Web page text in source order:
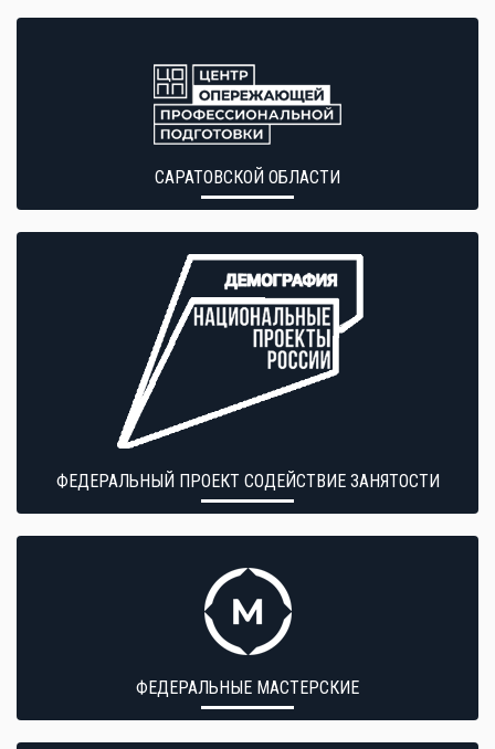
САРАТОВСКОЙ ОБЛАСТИ
ФЕДЕРАЛЬНЫЙ ПРОЕКТ СОДЕЙСТВИЕ ЗАНЯТОСТИ
ФЕДЕРАЛЬНЫЕ МАСТЕРСКИЕ